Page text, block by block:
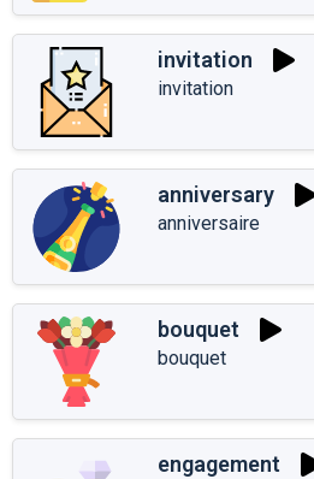
invitation
invitation
anniversary
anniversaire
bouquet
bouquet
engagement